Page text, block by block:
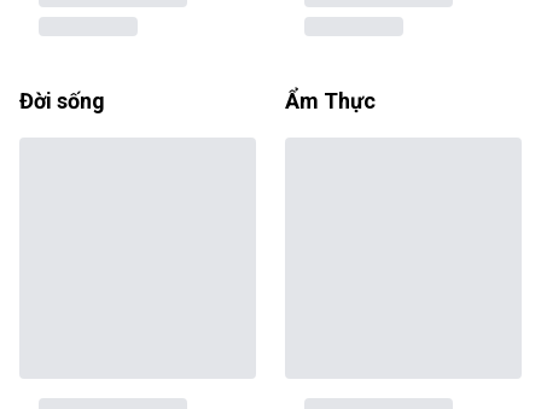
Đời sống Ẩm Thực